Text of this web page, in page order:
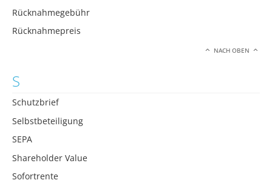
Rücknahmegebühr
Rücknahmepreis
NACH OBEN
S
Schutzbrief
Selbstbeteiligung
SEPA
Shareholder Value
Sofortrente